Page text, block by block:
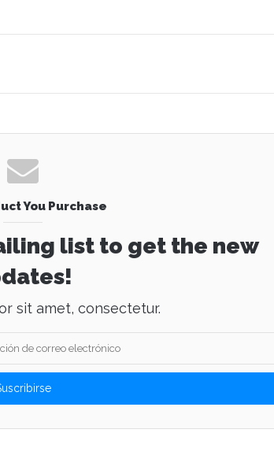
You Purchase
list to get the new
sit amet, consectetur.